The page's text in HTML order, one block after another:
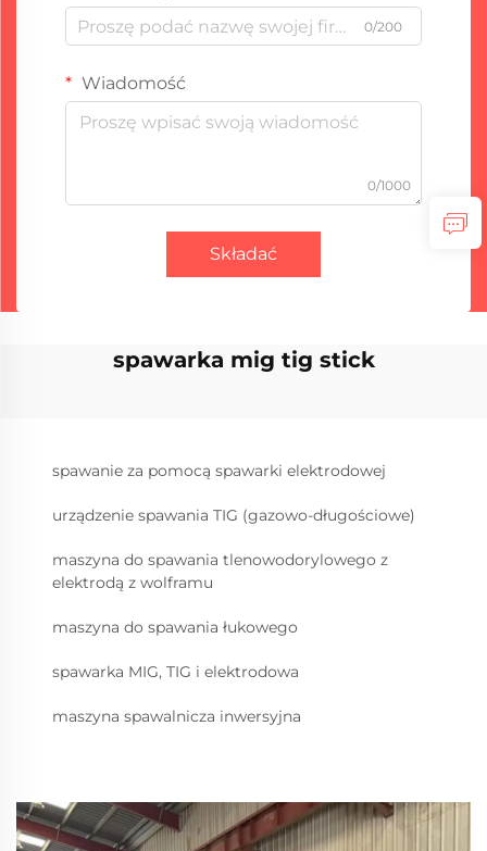
0/200
Wiadomość
0/1000
Składać
spawarka mig tig stick
spawanie za pomocą spawarki elektrodowej
urządzenie spawania TIG (gazowo-długościowe)
maszyna do spawania tlenowodorylowego z
elektrodą z wolframu
maszyna do spawania łukowego
spawarka MIG, TIG i elektrodowa
maszyna spawalnicza inwersyjna